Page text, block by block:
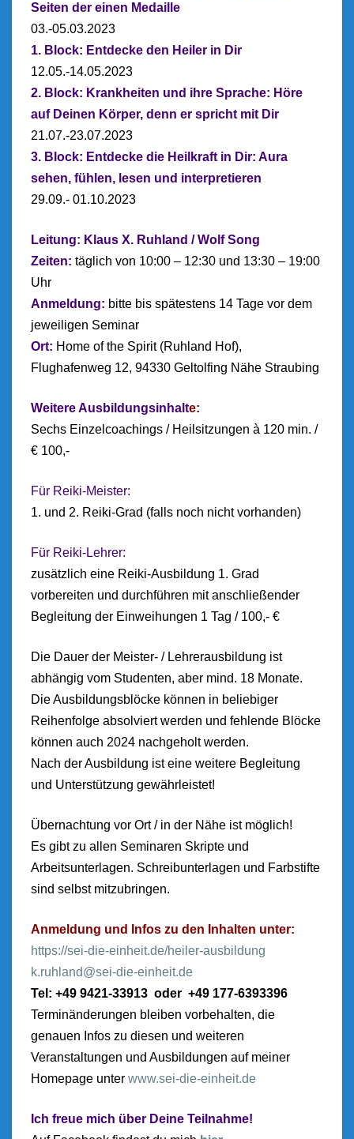
Seiten der einen Medaille
03.-05.03.2023
1. Block: Entdecke den Heiler in Dir
12.05.-14.05.2023
2. Block: Krankheiten und ihre Sprache: Höre
auf Deinen Körper, denn er spricht mit Dir
21.07.-23.07.2023
3. Block: Entdecke die Heilkraft in Dir: Aura
sehen, fühlen, lesen und interpretieren
29.09.- 01.10.2023
Leitung: Klaus X. Ruhland / Wolf Song
Zeiten: täglich von 10:00 – 12:30 und 13:30 – 19:00
Uhr
Anmeldung: bitte bis spätestens 14 Tage vor dem
jeweiligen Seminar
Ort: Home of the Spirit (Ruhland Hof),
Flughafenweg 12, 94330 Geltolfing Nähe Straubing
WeitereAusbildungsinhalte:
Sechs Einzelcoachings / Heilsitzungen à 120 min. /
€ 100,-
Für Reiki-Meister:
1. und 2. Reiki-Grad (falls noch nicht vorhanden)
Für Reiki-Lehrer:
zusätzlich eine Reiki-Ausbildung 1. Grad
vorbereiten und durchführen mit anschließender
Begleitung der Einweihungen 1 Tag / 100,- €
Die Dauer der Meister- / Lehrerausbildung ist
abhängig vom Studenten, aber mind. 18 Monate.
Die Ausbildungsblöcke können in beliebiger
Reihenfolge absolviert werden und fehlende Blöcke
können auch 2024 nachgeholt werden.
Nach der Ausbildung ist eine weitere Begleitung
und Unterstützung gewährleistet!
Übernachtung vor Ort / in der Nähe ist möglich!
Es gibt zu allen Seminaren Skripte und
Arbeitsunterlagen. Schreibunterlagen und Farbstifte
sind selbst mitzubringen.
Anmeldung und Infos zu den Inhalten unter:
https://sei-die-einheit.de/heiler-ausbildung
k.ruhland@sei-die-einheit.de
Tel: +49 9421-33913 oder +49 177-6393396
Terminänderungen bleiben vorbehalten, die
genauen Infos zu diesen und weiteren
Veranstaltungen und Ausbildungen auf meiner
Homepage unter www.sei-die-einheit.de
Ich freue mich über Deine Teilnahme!